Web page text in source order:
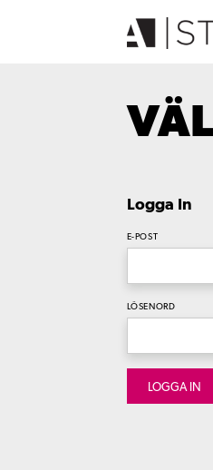
Logga In
E-POST
LÖSENORD
LOGGA IN